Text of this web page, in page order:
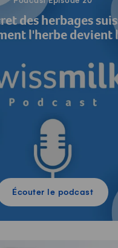
des herbages
l'herbe devient
Écouter le podcast